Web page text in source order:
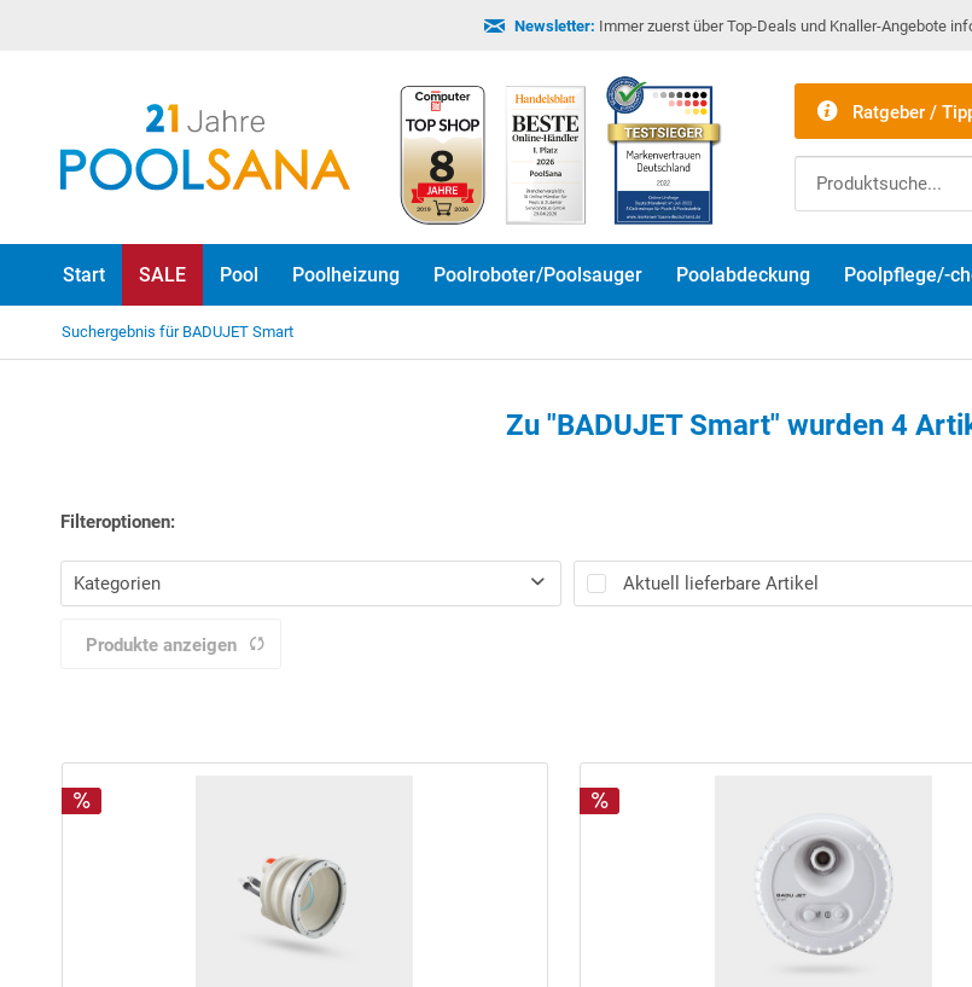
Newsletter: Immer zuerst über Top-Deals und Knaller-Angebote
Ratgeber /
Start SALE Pool Poolheizung Poolroboter/Poolsauger Poolabdeckung Poolpflege/-
Suchergebnis für BADUJET Smart
Zu "BADUJET Smart" wurden 4
Filteroptionen:
Kategorien
SALE
Aktuell lieferbare Artikel
Produkte anzeigen